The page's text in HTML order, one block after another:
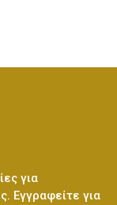
για
Εγγραφείτε για